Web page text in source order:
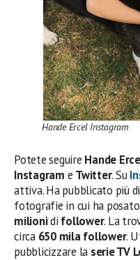
Hande Ercel Instagram
Potete seguire Hande
Instagram e Twitter. Su
attiva. Ha pubblicato più di
fotografie in cui ha
milionidi follower. La
circa 650 mila follower.
pubblicizzare la serie TV